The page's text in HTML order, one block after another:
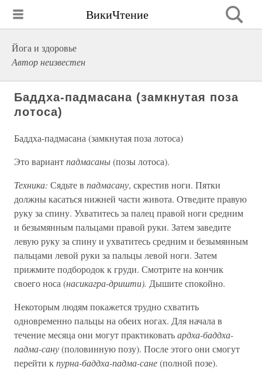
ВикиЧтение
Йога и здоровье
Автор неизвестен
Баддха-падмасана (замкнутая поза
лотоса)
Баддха-падмасана (замкнутая поза лотоса)
Это вариантпадмасаны(позы лотоса).
Техника: Сядьте в падмасану, скрестив ноги. Пятки
должны касаться нижней части живота. Отведите правую
руку за спину. Ухватитесь за палец правой ноги средним
и безымянным пальцами правой руки. Затем заведите
левую руку за спину и ухватитесь средним и безымянным
пальцами левой руки за пальцы левой ноги. Затем
прижмите подбородок к груди. Смотрите на кончик
своего носа (насикагра-дришти). Дышите спокойно.
Некоторым людям покажется трудно схватить
одновременно пальцы на обеих ногах. Для начала в
течение месяца они могут практиковатьардха-баддха-
падма-сану(половинную позу). После этого они смогут
перейти кпурна-баддха-падма-сане(полной позе).